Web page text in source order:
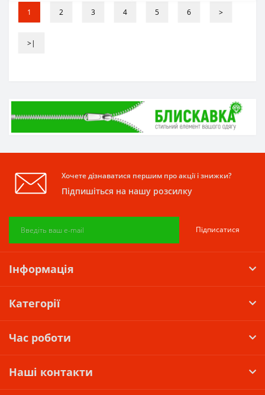
1 2 3 4 5 6 >
>|
Хочете дізнаватися першим про акції і знижки?
Підпишіться на нашу розсилку
Підписатися
Інформація
Категорії
Час роботи
Наші контакти